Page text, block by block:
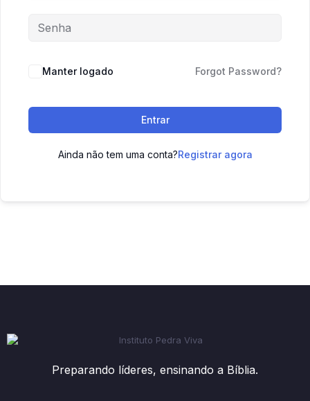
Manter logado Forgot Password?
Entrar
Ainda não tem uma conta?Registrar agora
Preparando líderes, ensinando a Bíblia.